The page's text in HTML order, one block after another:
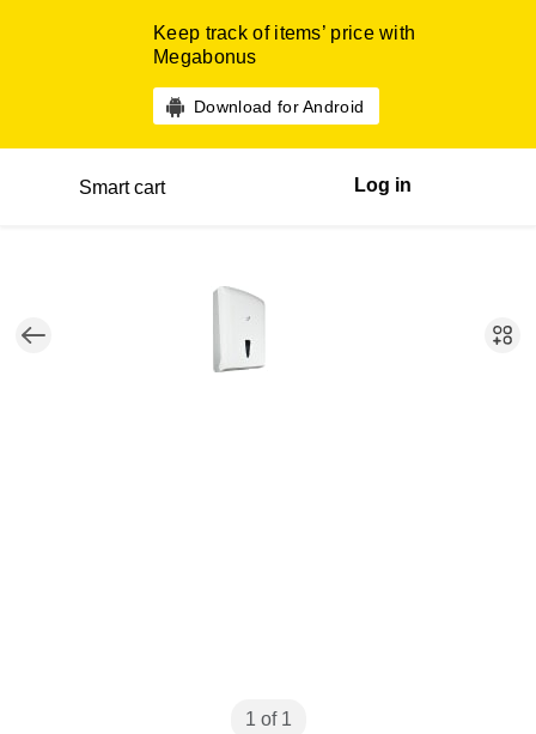
Keep track of items’ price with
Megabonus
Download for Android
Smart cart Log in
1 of 1